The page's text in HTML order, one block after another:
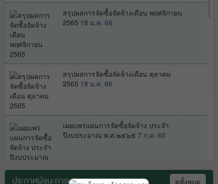
ขับเคลื่อน ๔ ล้อ จำนวน ๑ ชุด ครั้งที่ ๒
ด้วยวิธีประกวดราคาอิเล็กทรอนิกส์(e-
bidding) 21 ม.ค. 65
หมายเลขทะเบียน กบ.765 รบ. ประจำ
ปีงบประมาณ ๒๕๖๕ 19 ม.ค. 65
ยกเลิกประกาศ ประกวดราคาซื้อครุภัณฑ์
สรุปผลการจัดซื้อจัดจ้างเดือน พฤศจิกายน
2565 18 ม.ค. 66
สรุปผลการจัดซื้อจัดจ้างเดือน ตุลาคม
2565 18 ม.ค. 66
เผยแพร่แผนการจัดซื้อจัดจ้าง ประจำ
ปีงบประมาณ พ.ศ.๒๕๖๕ 7 ก.ค. 65
ประกาศผู้ชนะการเสนอราคา ดูทั้งหมด